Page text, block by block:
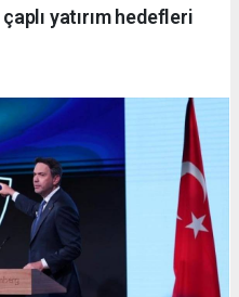
yatırım hedefleri